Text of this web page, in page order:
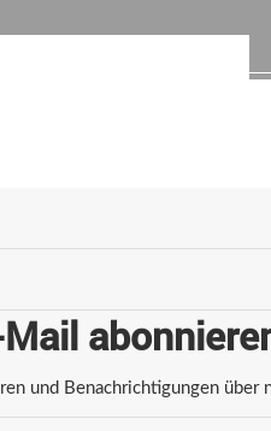
und Benachrichtigungen über